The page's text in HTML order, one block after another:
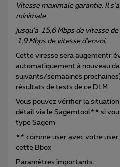
Vitesse maximale garantie. Il
minimale
jusqu'à 15,6 Mbps de vitesse
1,9 Mbps de vitesse d'envoi.
Cette viresse sera augementr
automatiquement à nouveau
suivants/semaaines
résultats de tests de ce DLM
Vous pouvez vérifier la
détail via le Sagemtool** si
type Sagem
** comme user avec votre user
cette Bbox
Paramètres importants: